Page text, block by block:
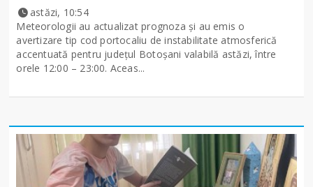
astăzi, 10:54
Meteorologii au actualizat prognoza și au emis o
avertizare tip cod portocaliu de instabilitate atmosferică
accentuată pentru județul Botoșani valabilă astăzi, între
orele 12:00 – 23:00. Aceas...